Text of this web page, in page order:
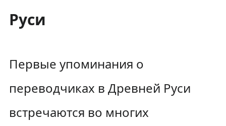
Руси
Первые упоминания о
переводчиках в Древней Руси
встречаются во многих